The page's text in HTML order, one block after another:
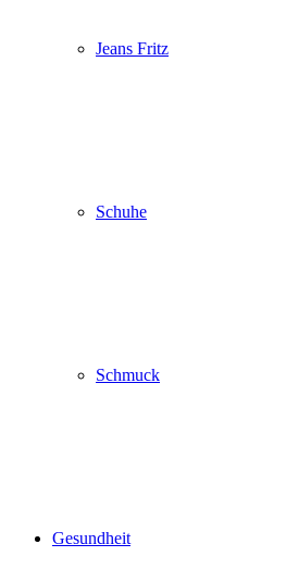
Jeans Fritz
Schuhe
Schmuck
Gesundheit